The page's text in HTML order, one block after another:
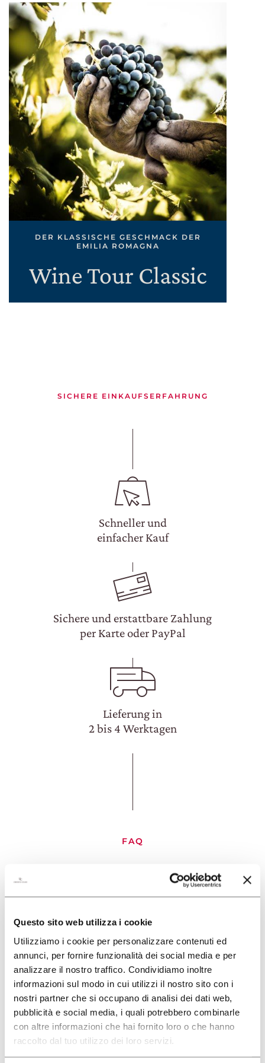
Questo sito web utilizza i cookie
Utilizziamo i cookie per personalizzare contenuti ed
annunci, per fornire funzionalità dei social media e per
analizzare il nostro traffico. Condividiamo inoltre
informazioni sul modo in cui utilizzi il nostro sito con i
nostri partner che si occupano di analisi dei dati web,
pubblicità e social media, i quali potrebbero combinarle
con altre informazioni che hai fornito loro o che hanno
raccolto dal tuo utilizzo dei loro servizi.
WEINGUT
WEINE
EXPERIENCE
BUSINESS-EVENTS
KONTAKTE
WINE CLUB
RESERVIERTER BEREICH
CERCA
DER KLASSISCHE GESCHMACK DER
EMILIA ROMAGNA
Wine Tour Classic
SICHERE EINKAUFSERFAHRUNG
Schneller und
einfacher Kauf
Sichere und erstattbare Zahlung
per Karte oder PayPal
Lieferung in
2 bis 4 Werktagen
FAQ
WELCHE ZAHLUNGSARTEN WERDEN
Kredit- oder Debitkarte (VISA,
MASTERCARD, AMERICAN EXPRESS),
Paypal, Banküberweisung.